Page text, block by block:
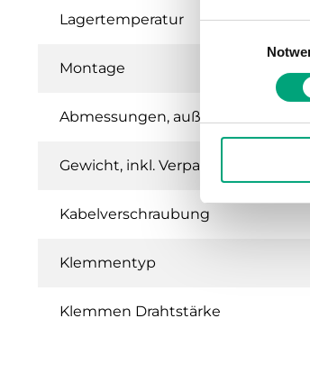
Lagertemperatur
Montage
Abmessungen, außen (B x H x T)
Gewicht, inkl. Verpackung
Kabelverschraubung
Klemmentyp
Klemmen Drahtstärke